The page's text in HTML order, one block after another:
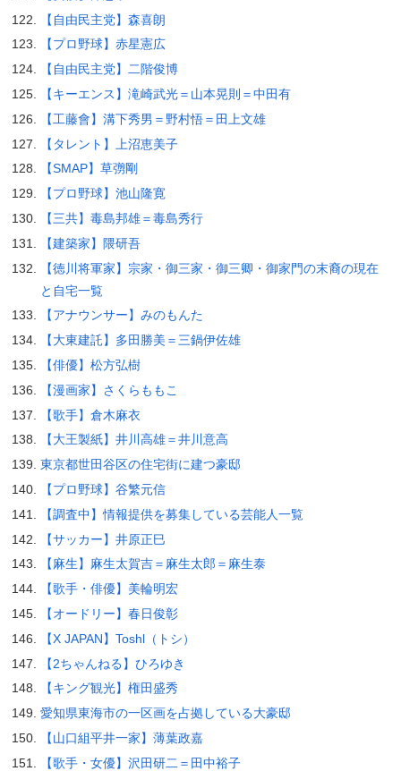
【自由民主党】森喜朗
【プロ野球】赤星憲広
【自由民主党】二階俊博
【キーエンス】滝崎武光＝山本晃則＝中田有
【工藤會】溝下秀男＝野村悟＝田上文雄
【タレント】上沼恵美子
【SMAP】草彅剛
【プロ野球】池山隆寛
【三共】毒島邦雄＝毒島秀行
【建築家】隈研吾
【徳川将軍家】宗家・御三家・御三卿・御家門の末裔の現在
と自宅一覧
【アナウンサー】みのもんた
【大東建託】多田勝美＝三鍋伊佐雄
【俳優】松方弘樹
【漫画家】さくらももこ
【歌手】倉木麻衣
【大王製紙】井川高雄＝井川意高
東京都世田谷区の住宅街に建つ豪邸
【プロ野球】谷繁元信
【調査中】情報提供を募集している芸能人一覧
【サッカー】井原正巳
【麻生】麻生太賀吉＝麻生太郎＝麻生泰
【歌手・俳優】美輪明宏
【オードリー】春日俊彰
【X JAPAN】Toshl（トシ）
【2ちゃんねる】ひろゆき
【キング観光】権田盛秀
愛知県東海市の一区画を占拠している大豪邸
【山口組平井一家】薄葉政嘉
【歌手・女優】沢田研二＝田中裕子